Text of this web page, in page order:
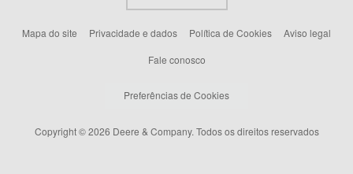
Mapa do site Privacidade e dados Política de Cookies
Aviso legal
Fale conosco
Preferências de Cookies
Copyright © 2026 Deere & Company. Todos os direitos reservados